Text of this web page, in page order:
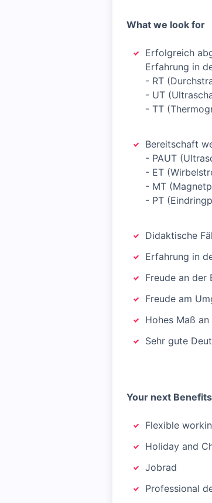
What we look for
Erfolgreich
Erfahrung in
- RT
- UT
- TT
Bereitschaft
- PAUT
- ET
- MT
- PT
Didaktische
Erfahrung in
Freude an der
Freude am
Hohes Maß
Sehr gute
Your next
Flexible
Holiday and
Jobrad
Professional